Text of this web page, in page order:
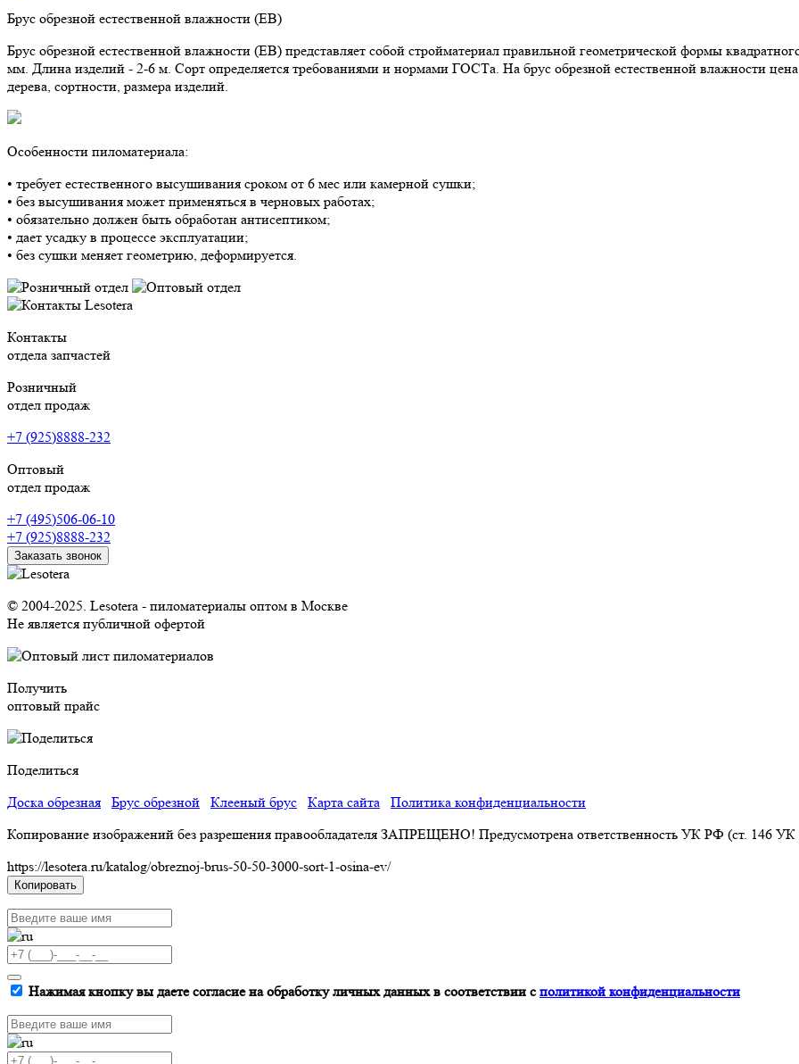
Брус обрезной естественной влажности (ЕВ)
Брус обрезной естественной влажности (ЕВ) представляет собой стройматериал правильной геометрической формы
мм. Длина изделий - 2-6 м. Сорт определяется требованиями и нормами ГОСТа. На брус обрезной естественной влажности
дерева, сортности, размера изделий.
Особенности пиломатериала:
• требует естественного высушивания сроком от 6 мес или камерной сушки;
• без высушивания может применяться в черновых работах;
• обязательно должен быть обработан антисептиком;
• дает усадку в процессе эксплуатации;
• без сушки меняет геометрию, деформируется.
Контакты
отдела запчастей
Розничный
отдел продаж
+7 (925)8888-232
Оптовый
отдел продаж
+7 (495)506-06-10
+7 (925)8888-232
Заказать звонок
© 2004-2025. Lesotera - пиломатериалы оптом в Москве
Не является публичной офертой
Получить
оптовый прайс
Поделиться
Доска обрезная
Брус обрезной Клееный брус Карта сайта
Политика конфиденциальности
Копирование изображений без разрешения правообладателя ЗАПРЕЩЕНО! Предусмотрена ответственность УК РФ (ст. 146
https://lesotera.ru/katalog/obreznoj-brus-50-50-3000-sort-1-osina-ev/
Копировать
Нажимая кнопку вы даете согласие на обработку личных данных в соответствии сполитикой конфиденциальности